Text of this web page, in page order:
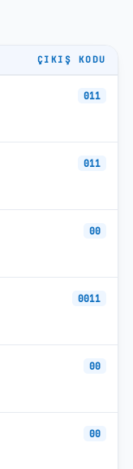
+54-294 SANAT
+54-9-... SANAT
SANAT
ÇIKIŞ KODU
011
011
00
0011
00
00